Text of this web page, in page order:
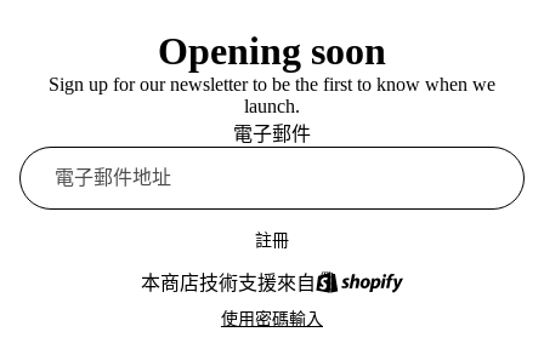
Opening soon
Sign up for our newsletter to be the first to know when we
launch.
電子郵件
註冊
本商店技術支援來自
使用密碼輸入